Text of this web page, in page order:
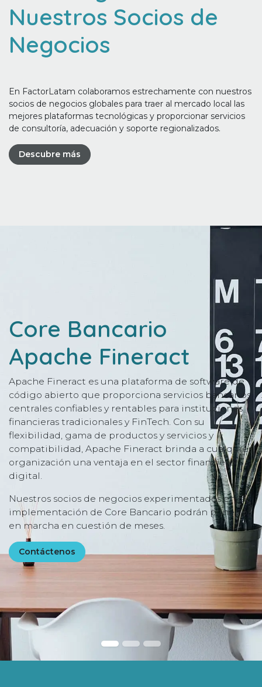
Nuestros Socios de
Negocios
En FactorLatam colaboramos estrechamente con nuestros
socios de negocios globales para traer al mercado local las
mejores plataformas tecnológicas y proporcionar servicios
de consultoría, adecuación y soporte regionalizados.
Descubre más
Core Bancario
Apache Fineract
Apache Fineract es una plataforma de software de
código abierto que proporciona servicios bancarios
centrales confiables y rentables para instituciones
financieras tradicionales y FinTech. Con su
flexibilidad, gama de productos y servicios y
compatibilidad, Apache Fineract brinda a cualquier
organización una ventaja en el sector financiero
digital.
Nuestros socios de negocios experimentados en la
implementación de Core Bancario podrán ponerlo
en marcha en cuestión de meses.
Contáctenos